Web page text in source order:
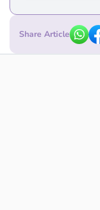
Share Article